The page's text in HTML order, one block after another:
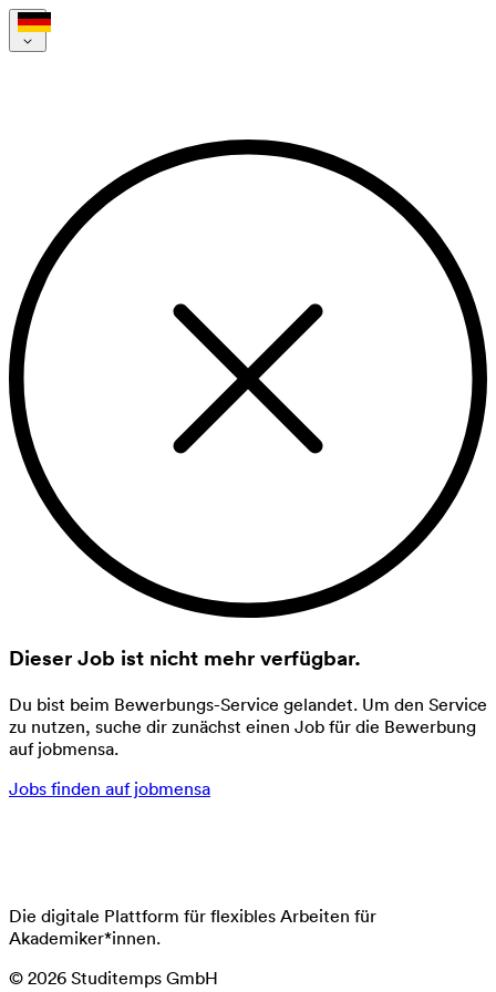
Dieser Job ist nicht mehr verfügbar.
Du bist beim Bewerbungs-Service gelandet. Um den Service
zu nutzen, suche dir zunächst einen Job für die Bewerbung
auf jobmensa.
Jobs finden auf jobmensa
Die digitale Plattform für flexibles Arbeiten für
Akademiker*innen.
© 2026 Studitemps GmbH
Deine jobvalley Bewerbung